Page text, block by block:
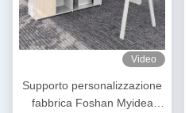
Video
Supporto personalizzazione
fabbrica Foshan Myidea